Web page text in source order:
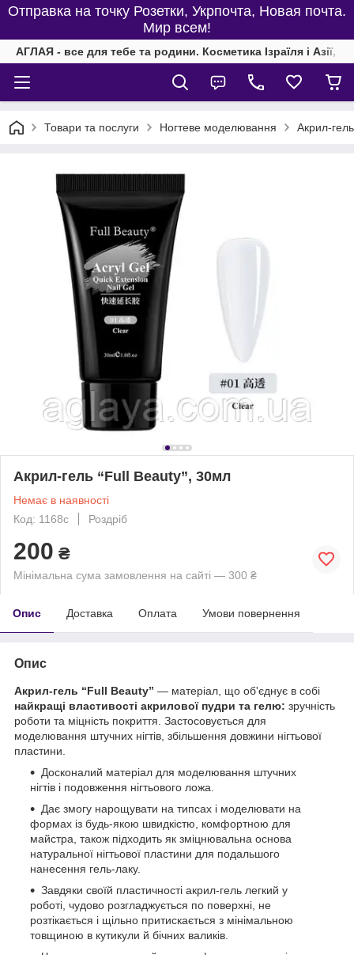
Отправка на точку Розетки, Укрпочта, Новая почта.
Мир всем!
АГЛАЯ - все для тебе та родини. Косметика Ізраїля і Азії,
Товари та послуги Ногтеве моделювання Акрил-
Акрил-гель “Full Beauty”, 30мл
Немає в наявності
Код: 1168с
Роздріб
200 ₴
Мінімальна сума замовлення на сайті — 300 ₴
Опис Доставка Оплата Умови повернення
Опис
Акрил-гель “Full Beauty” — матеріал, що об'єднує в собі
найкращі властивості акрилової пудри та гелю: зручність
роботи та міцність покриття. Застосовується для
моделювання штучних нігтів, збільшення довжини нігтьової
пластини.
Досконалий матеріал для моделювання штучних
нігтів і подовження нігтьового ложа.
Дає змогу нарощувати на типсах і моделювати на
формах із будь-якою швидкістю, комфортною для
майстра, також підходить як зміцнювальна основа
натуральної нігтьової пластини для подальшого
нанесення гель-лаку.
Завдяки своїй пластичності акрил-гель легкий у
роботі, чудово розгладжується по поверхні, не
розтікається і щільно притискається з мінімальною
товщиною в кутикули й бічних валиків.